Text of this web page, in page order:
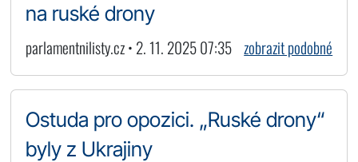
na ruské drony
parlamentnilisty.cz • 2. 11. 2025 07:35 zobrazit podobné
Ostuda pro opozici. „Ruské drony“
byly z Ukrajiny